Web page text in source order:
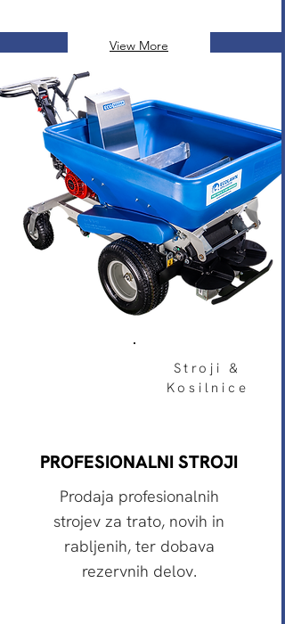
View More
Stroji &
Kosilnice
PROFESIONALNI STROJI
Prodaja profesionalnih
strojev za trato, novih in
rabljenih, ter dobava
rezervnih delov.